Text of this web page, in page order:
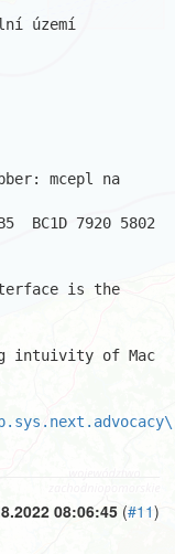
území
mcepl na
BC1D 7920 5802
is the
08:06:45 (#11)